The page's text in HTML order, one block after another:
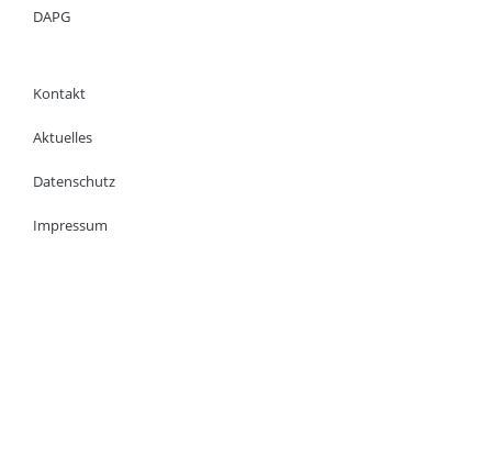
DAPG
Kontakt
Aktuelles
Datenschutz
Impressum